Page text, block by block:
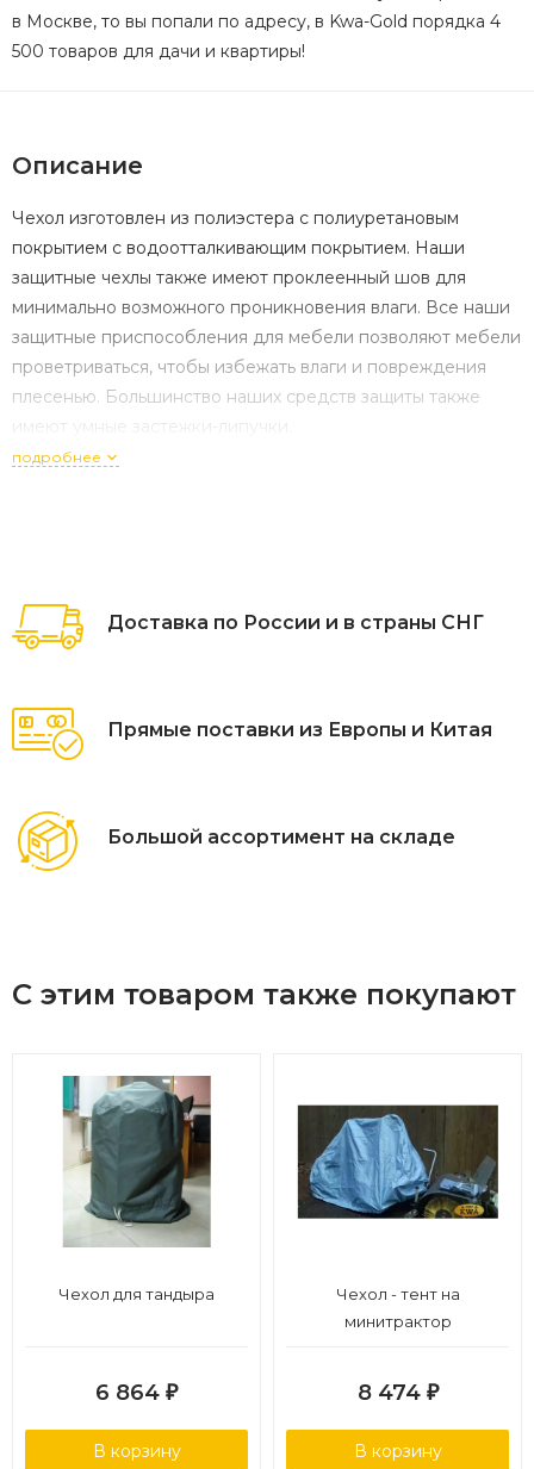
в Москве, то вы попали по адресу, в Kwa-Gold порядка 4
500 товаров для дачи и квартиры!
Описание
Чехол изготовлен из полиэстера с полиуретановым
покрытием с водоотталкивающим покрытием. Наши
защитные чехлы также имеют проклеенный шов для
минимально возможного проникновения влаги. Все наши
защитные приспособления для мебели позволяют мебели
проветриваться, чтобы избежать влаги и повреждения
плесенью. Большинство наших средств защиты также
подробнее
Доставка по России и в страны СНГ
Прямые поставки из Европы и Китая
Большой ассортимент на складе
С этим товаром также покупают
Чехол для тандыра
6 864 ₽
В корзину
Чехол - тент на
минитрактор
8 474 ₽
В корзину